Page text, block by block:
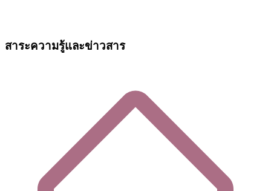
สาระความรู้และข่าวสาร